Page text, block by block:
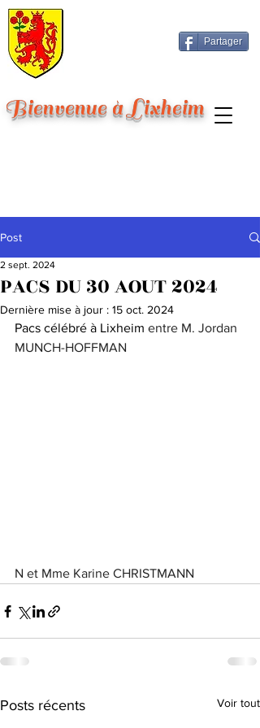
Partager
Bienvenue à Lixheim
Post
PACS DU 30 AOUT 2024
2 sept. 2024
Dernière mise à jour : 15 oct. 2024
Pacs célébré à Lixheim entre M. Jordan
MUNCH-HOFFMAN
N et Mme Karine CHRISTMANN
Posts récents Voir tout